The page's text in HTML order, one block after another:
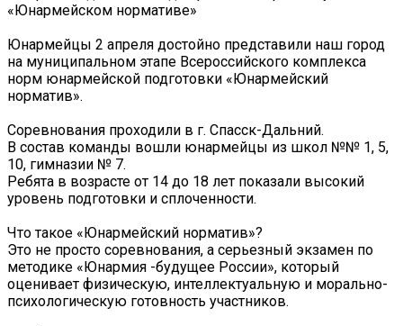
«Юнармейском нормативе»
Юнармейцы 2 апреля достойно представили наш город
на муниципальном этапе Всероссийского комплекса
норм юнармейской подготовки «Юнармейский
норматив».
Соревнования проходили в г. Спасск-Дальний.
В состав команды вошли юнармейцы из школ №№ 1, 5,
10, гимназии № 7.
Ребята в возрасте от 14 до 18 лет показали высокий
уровень подготовки и сплоченности.
Что такое «Юнармейский норматив»?
Это не просто соревнования, а серьезный экзамен по
методике «Юнармия -будущее России», который
оценивает физическую, интеллектуальную и морально-
психологическую готовность участников.